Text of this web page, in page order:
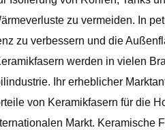
zu vermeiden. In
zu verbessern und die
werden in vielen
Ihr erheblicher
von Keramikfasern für die
Markt. Keramische